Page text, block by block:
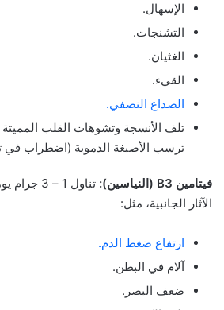
الإسهال.
التشنجات.
الغثيان.
القيء.
الصداع النصفي.
تلف الأنسجة وتشوهات القلب المميتة
ترسب الأصبغة الدموية (اضطراب في
فيتامين B3 (النياسين):
تناول 1
الآثار الجانبية، مثل:
ارتفاع ضغط الدم.
آلام في البطن.
ضعف البصر.